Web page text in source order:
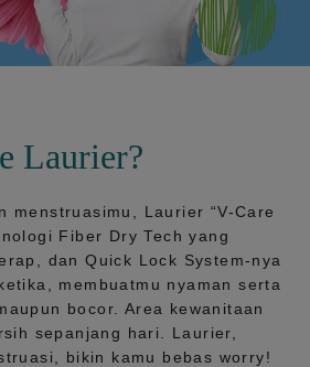
Laurier?
menstruasimu, Laurier “V-Care
Fiber Dry Tech yang
danQuick Lock System-nya
membuatmu nyaman serta
bocor. Area kewanitaan
sepanjang hari.
Laurier,
bikin kamu bebas worry!